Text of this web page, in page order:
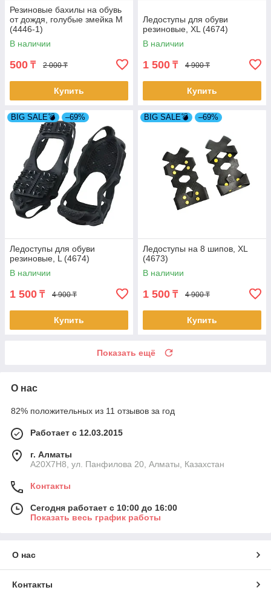
Резиновые бахилы на обувь
от дождя, голубые змейка M
(4446-1)
В наличии
500 ₸ 2 000 ₸
Купить
Ледоступы для обуви
резиновые, XL (4674)
В наличии
1 500 ₸ 4 900 ₸
Купить
BIG SALE💣 –69%
Ледоступы для обуви
резиновые, L (4674)
В наличии
1 500 ₸ 4 900 ₸
Купить
BIG SALE💣 –69%
Ледоступы на 8 шипов, XL
(4673)
В наличии
1 500 ₸ 4 900 ₸
Купить
Показать ещё
О нас
82% положительных из 11 отзывов за год
Работает с 12.03.2015
г. Алматы
A20X7H8, ул. Панфилова 20, Алматы, Казахстан
Контакты
Сегодня работает с 10:00 до 16:00
Показать весь график работы
О нас
Контакты